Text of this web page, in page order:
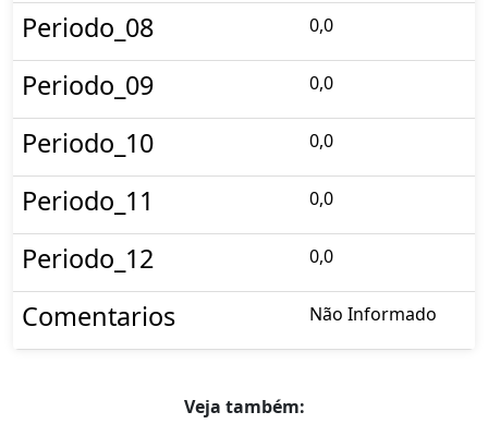
Periodo_08 0,0
Periodo_09 0,0
Periodo_10 0,0
Periodo_11 0,0
Periodo_12 0,0
Comentarios Não Informado
Veja também: